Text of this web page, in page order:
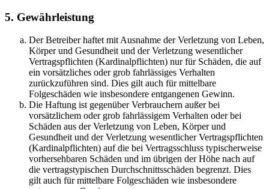
5. Gewährleistung
Der Betreiber haftet mit Ausnahme der Verletzung von Leben,
Körper und Gesundheit und der Verletzung wesentlicher
Vertragspflichten (Kardinalpflichten) nur für Schäden, die auf
ein vorsätzliches oder grob fahrlässiges Verhalten
zurückzuführen sind. Dies gilt auch für mittelbare
Folgeschäden wie insbesondere entgangenen Gewinn.
Die Haftung ist gegenüber Verbrauchern außer bei
vorsätzlichem oder grob fahrlässigem Verhalten oder bei
Schäden aus der Verletzung von Leben, Körper und
Gesundheit und der Verletzung wesentlicher Vertragspflichten
(Kardinalpflichten) auf die bei Vertragsschluss typischerweise
vorhersehbaren Schäden und im übrigen der Höhe nach auf
die vertragstypischen Durchschnittsschäden begrenzt. Dies
gilt auch für mittelbare Folgeschäden wie insbesondere